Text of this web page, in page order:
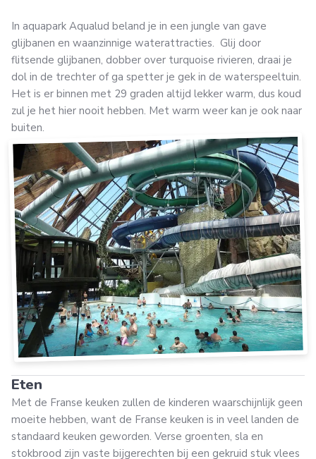
In aquapark Aqualud beland je in een jungle van gave
glijbanen en waanzinnige waterattracties. Glij door
flitsende glijbanen, dobber over turquoise rivieren, draai je
dol in de trechter of ga spetter je gek in de waterspeeltuin.
Het is er binnen met 29 graden altijd lekker warm, dus koud
zul je het hier nooit hebben. Met warm weer kan je ook naar
buiten.
Eten
Met de Franse keuken zullen de kinderen waarschijnlijk geen
moeite hebben, want de Franse keuken is in veel landen de
standaard keuken geworden. Verse groenten, sla en
stokbrood zijn vaste bijgerechten bij een gekruid stuk vlees